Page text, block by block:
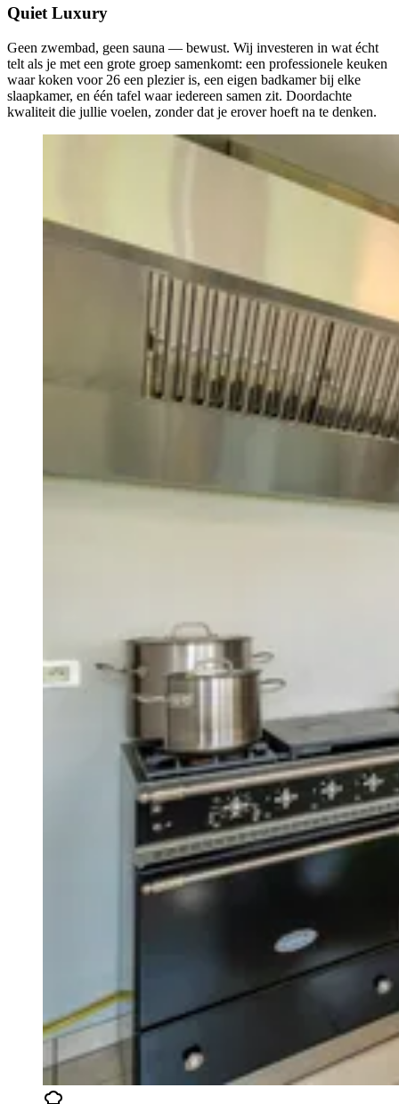
Quiet Luxury
Geen zwembad, geen sauna — bewust. Wij investeren in wat écht
telt als je met een grote groep samenkomt: een professionele keuken
waar koken voor 26 een plezier is, een eigen badkamer bij elke
slaapkamer, en één tafel waar iedereen samen zit. Doordachte
kwaliteit die jullie voelen, zonder dat je erover hoeft na te denken.